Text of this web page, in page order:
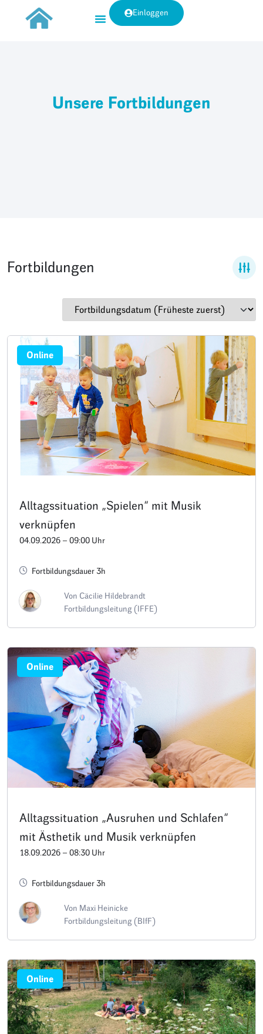
Einloggen
Unsere Fortbildungen
Fortbildungen
Online
Alltagssituation „Spielen“ mit Musik
verknüpfen
04.09.2026 – 09:00 Uhr
Fortbildungsdauer 3h
Von Cäcilie Hildebrandt
Fortbildungsleitung (IFFE)
Online
Alltagssituation „Ausruhen und Schlafen“
mit Ästhetik und Musik verknüpfen
18.09.2026 – 08:30 Uhr
Fortbildungsdauer 3h
Von Maxi Heinicke
Fortbildungsleitung (BIfF)
Online